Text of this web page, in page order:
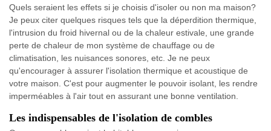
Quels seraient les effets si je choisis d'isoler ou non ma maison?
Je peux citer quelques risques tels que la déperdition thermique,
l'intrusion du froid hivernal ou de la chaleur estivale, une grande
perte de chaleur de mon système de chauffage ou de
climatisation, les nuisances sonores, etc. Je ne peux
qu'encourager à assurer l'isolation thermique et acoustique de
votre maison. C'est pour augmenter le pouvoir isolant, les rendre
imperméables à l'air tout en assurant une bonne ventilation.
Les indispensables de l'isolation de combles